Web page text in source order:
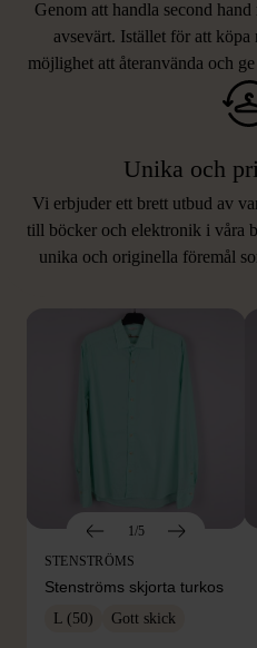
Genom att handla second
avsevärt. Istället för att
möjlighet att återanvända och
Unika och
Vi erbjuder ett brett utbud av
till böcker och elektronik i våra
unika och originella föremål
LIKNANDE
Hitta produkter som
1/5
STENSTRÖMS
Stenströms skjorta turkos
L (50) Gott skick